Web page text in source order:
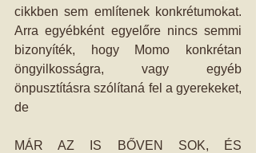
cikkben sem említenek konkrétumokat.
Arra egyébként egyelőre nincs semmi
bizonyíték, hogy Momo konkrétan
öngyilkosságra, vagy egyéb
önpusztításra szólítaná fel a gyerekeket,
de
MÁR AZ IS BŐVEN SOK, ÉS